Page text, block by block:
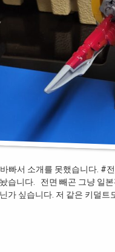
빠서 소개를 못했습니다.
습니다. 전면 빼곤 그냥 일
가 싶습니다. 저 같은 키덜
라가온 DX – 파워레인저 젠카